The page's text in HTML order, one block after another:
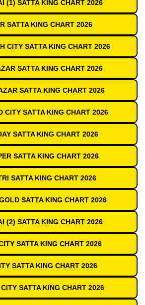
(1) SATTA KING CHART 2026
SATTA KING CHART 2026
CITY SATTA KING CHART 2026
SATTA KING CHART 2026
SATTA KING CHART 2026
CITY SATTA KING CHART 2026
SATTA KING CHART 2026
SATTA KING CHART 2026
SATTA KING CHART 2026
SATTA KING CHART 2026
(2) SATTA KING CHART 2026
SATTA KING CHART 2026
SATTA KING CHART 2026
SATTA KING CHART 2026